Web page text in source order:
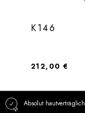
K146
Regulärer Preis:
212,00 €
Absolut hautverträglich